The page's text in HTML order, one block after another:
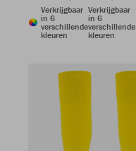
Verkrijgbaar
in 6
verschillende
kleuren
Verkrijgbaar
in 6
verschillende
kleuren